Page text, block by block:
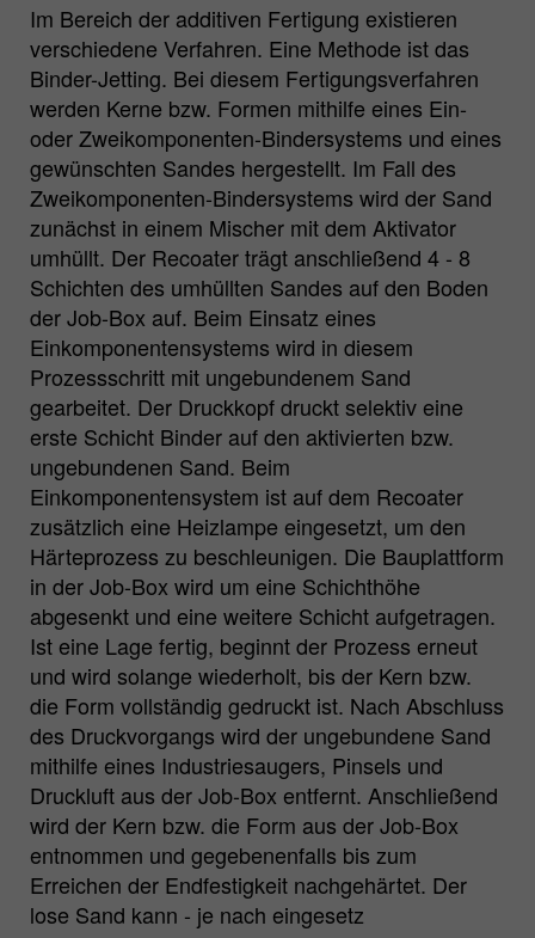
Im Bereich der additiven Fertigung existieren
verschiedene Verfahren. Eine Methode ist das
Binder-Jetting. Bei diesem Fertigungsverfahren
werden Kerne bzw. Formen mithilfe eines Ein-
oder Zweikomponenten-Bindersystems und eines
gewünschten Sandes hergestellt. Im Fall des
Zweikomponenten-Bindersystems wird der Sand
zunächst in einem Mischer mit dem Aktivator
umhüllt. Der Recoater trägt anschließend 4 - 8
Schichten des umhüllten Sandes auf den Boden
der Job-Box auf. Beim Einsatz eines
Einkomponentensystems wird in diesem
Prozessschritt mit ungebundenem Sand
gearbeitet. Der Druckkopf druckt selektiv eine
erste Schicht Binder auf den aktivierten bzw.
ungebundenen Sand. Beim
Einkomponentensystem ist auf dem Recoater
zusätzlich eine Heizlampe eingesetzt, um den
Härteprozess zu beschleunigen. Die Bauplattform
in der Job-Box wird um eine Schichthöhe
abgesenkt und eine weitere Schicht aufgetragen.
Ist eine Lage fertig, beginnt der Prozess erneut
und wird solange wiederholt, bis der Kern bzw.
die Form vollständig gedruckt ist. Nach Abschluss
des Druckvorgangs wird der ungebundene Sand
mithilfe eines Industriesaugers, Pinsels und
Druckluft aus der Job-Box entfernt. Anschließend
wird der Kern bzw. die Form aus der Job-Box
entnommen und gegebenenfalls bis zum
Erreichen der Endfestigkeit nachgehärtet. Der
lose Sand kann - je nach eingesetz